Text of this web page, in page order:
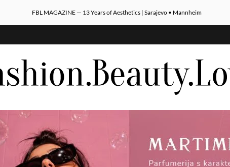
FBL MAGAZINE — 13 Years of Aesthetics | Sarajevo • Mannheim